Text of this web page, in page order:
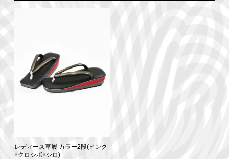
レディース草履 カラー2段(ピンク
×クロシボ×シロ)